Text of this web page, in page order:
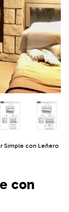
Simple con Leñero
con